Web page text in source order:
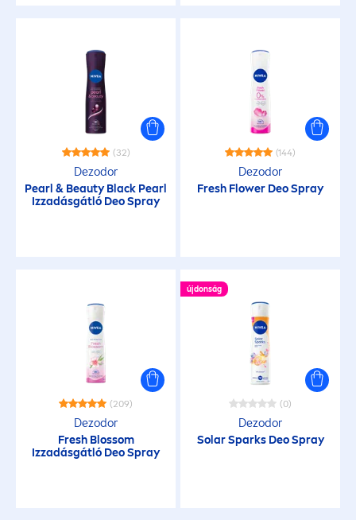
KIVÁLASZTOTT SZŰRŐ
(32)
Dezodor
Pearl & Beauty Black Pearl
Izzadásgátló Deo Spray
(144)
Dezodor
Fresh Flower Deo Spray
(209)
Dezodor
FreshBlossom
Izzadásgátló Deo Spray
újdonság
(0)
Dezodor
Solar Sparks Deo Spray